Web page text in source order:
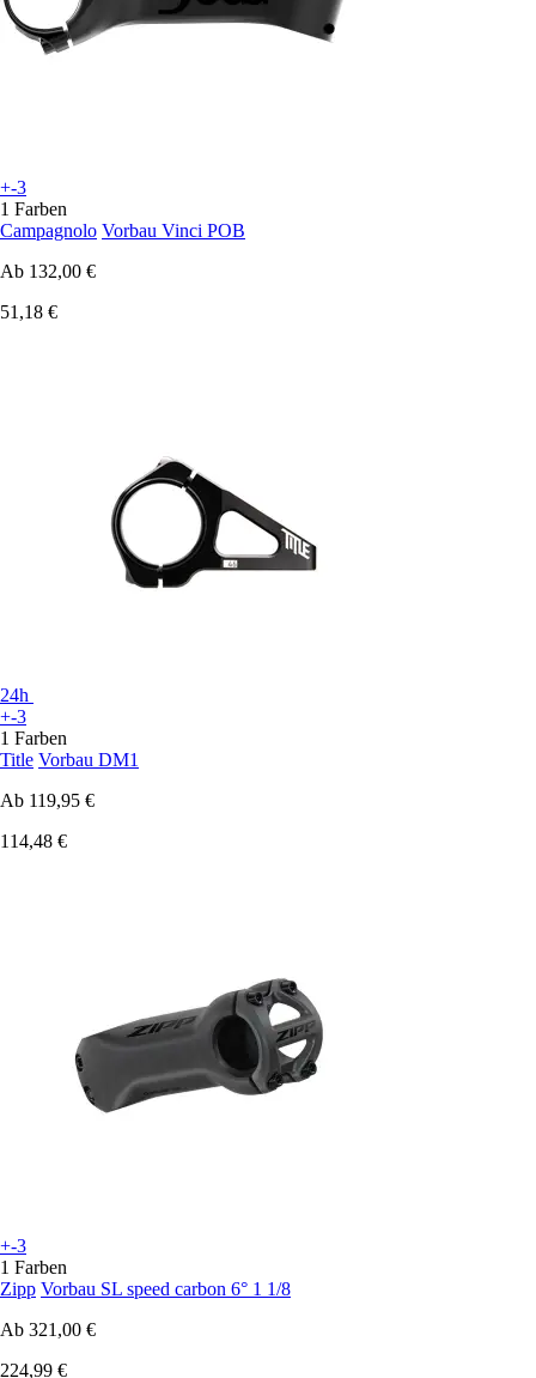
+-3
1 Farben
Campagnolo Vorbau Vinci POB
Ab 132,00 €
51,18 €
24h
+-3
1 Farben
Title Vorbau DM1
Ab 119,95 €
114,48 €
+-3
1 Farben
Zipp Vorbau SL speed carbon 6° 1 1/8
Ab 321,00 €
224,99 €